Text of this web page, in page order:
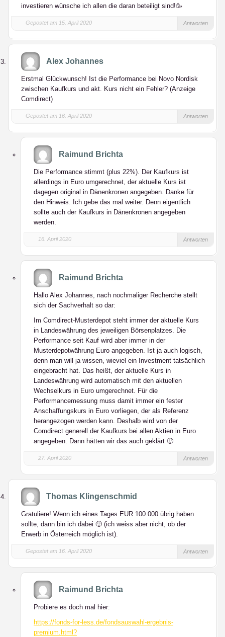
investieren wünsche ich allen die daran beteiligt sind!🥳
Gepostet am 15. April 2020 Antworten
Alex Johannes
Erstmal Glückwunsch! Ist die Performance bei Novo Nordisk
zwischen Kaufkurs und akt. Kurs nicht ein Fehler? (Anzeige
Comdirect)
Gepostet am 16. April 2020 Antworten
Raimund Brichta
Die Performance stimmt (plus 22%). Der Kaufkurs ist
allerdings in Euro umgerechnet, der aktuelle Kurs ist
dagegen original in Dänenkronen angegeben. Danke für
den Hinweis. Ich gebe das mal weiter. Denn eigentlich
sollte auch der Kaufkurs in Dänenkronen angegeben
werden.
16. April 2020 Antworten
Raimund Brichta
Hallo Alex Johannes, nach nochmaliger Recherche stellt
sich der Sachverhalt so dar:
Im Comdirect-Musterdepot steht immer der aktuelle Kurs
in Landeswährung des jeweiligen Börsenplatzes. Die
Performance seit Kauf wird aber immer in der
Musterdepotwährung Euro angegeben. Ist ja auch logisch,
denn man will ja wissen, wieviel ein Investment tatsächlich
eingebracht hat. Das heißt, der aktuelle Kurs in
Landeswährung wird automatisch mit den aktuellen
Wechselkurs in Euro umgerechnet. Für die
Performancemessung muss damit immer ein fester
Anschaffungskurs in Euro vorliegen, der als Referenz
herangezogen werden kann. Deshalb wird von der
Comdirect generell der Kaufkurs bei allen Aktien in Euro
angegeben. Dann hätten wir das auch geklärt 🙂
27. April 2020 Antworten
Thomas Klingenschmid
Gratuliere! Wenn ich eines Tages EUR 100.000 übrig haben
sollte, dann bin ich dabei 🙂 (ich weiss aber nicht, ob der
Erwerb in Österreich möglich ist).
Gepostet am 16. April 2020 Antworten
Raimund Brichta
Probiere es doch mal hier:
https://fonds-for-less.de/fondsauswahl-ergebnis-
premium.html?